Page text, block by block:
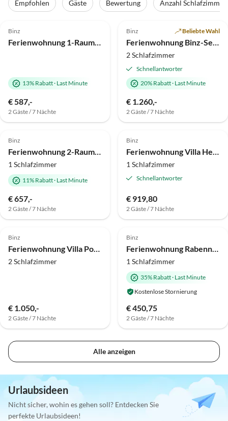
Empfohlen Gäste Bewertung Anzahl Schlafzimmer
Top-Inserat
Binz
Ferienwohnung 1-Raum-Appartement im EG im FeHa am Schmachter See
13% Rabatt· Last Minute
€ 587,-
2 Gäste / 7 Nächte
Binz Beliebte Wahl
Ferienwohnung Binz-Seeterrassen 6
2 Schlafzimmer
Schnellantworter
20% Rabatt· Last Minute
€ 1.260,-
2 Gäste / 7 Nächte
Top-Inserat
4.4 (7)
Binz
Ferienwohnung 2-Raum-Appartement im EG im FeHa am Schmachter See
1 Schlafzimmer
11% Rabatt· Last Minute
€ 657,-
2 Gäste / 7 Nächte
5.0 (6)
Binz
Ferienwohnung Villa Herbstwind Ap.2
1 Schlafzimmer
Schnellantworter
€ 919,80
2 Gäste / 7 Nächte
5.0 (1)
Binz
Ferienwohnung Villa Poseidon 14 - Atlantis Binz
2 Schlafzimmer
€ 1.050,-
2 Gäste / 7 Nächte
Binz
Ferienwohnung Rabennest
1 Schlafzimmer
35% Rabatt· Last Minute
Kostenlose Stornierung
€ 450,75
2 Gäste / 7 Nächte
Alle anzeigen
Urlaubsideen
Nicht sicher, wohin es gehen soll? Entdecken Sie
perfekte Urlaubsideen!